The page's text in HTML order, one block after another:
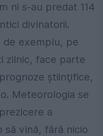
ni s-au predat 114
divinatorii.
de exemplu, pe
zilnic, face parte
ştiinţifice,
Meteorologia se
a
să vină, fără nicio